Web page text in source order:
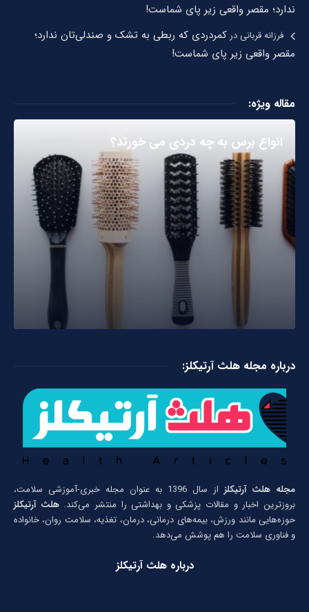
ندارد؛ مقصر واقعی زیر پای شماست!
فرزانه قربانیدر کمردردی که ربطی به تشک و صندلی‌تان ندارد؛
مقصر واقعی زیر پای شماست!
مقاله ویژه:
انواع برس به چه دردی می خورند؟
درباره مجله هلث آرتیکلز:
مجله هلث آرتیکلز
از سال 1396 به عنوان مجله خبری-آموزشی سلامت،
بروزترین اخبار و مقالات پزشکی و بهداشتی را منتشر می‌کند.هلث آرتیکلز
حوزه‌هایی مانند ورزش، بیمه‌های درمانی، درمان، تغذیه، سلامت روان، خانواده
و فناوری سلامت را هم پوشش می‌دهد.
درباره هلث آرتیکلز